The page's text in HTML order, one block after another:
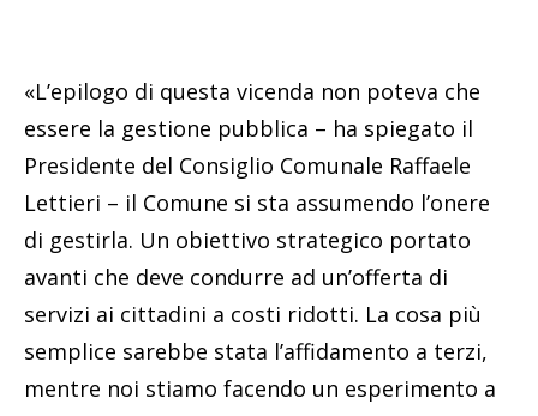
«L’epilogo di questa vicenda non poteva che
essere la gestione pubblica – ha spiegato il
Presidente del Consiglio Comunale Raffaele
Lettieri – il Comune si sta assumendo l’onere
di gestirla. Un obiettivo strategico portato
avanti che deve condurre ad un’offerta di
servizi ai cittadini a costi ridotti. La cosa più
semplice sarebbe stata l’affidamento a terzi,
mentre noi stiamo facendo un esperimento a